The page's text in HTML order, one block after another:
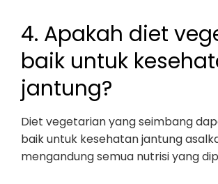
4. Apakah diet
baik untuk
jantung?
Diet vegetarian yang seimbang
baik untuk kesehatan jantung
mengandung semua nutrisi yang